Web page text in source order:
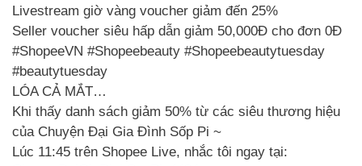
Livestream giờ vàng voucher giảm đến 25%
Seller voucher siêu hấp dẫn giảm 50,000Đ cho đơn 0Đ
#ShopeeVN #Shopeebeauty #Shopeebeautytuesday
#beautytuesday
LÓA CẢ MẮT…
Khi thấy danh sách giảm 50% từ các siêu thương hiệu
của Chuyện Đại Gia Đình Sốp Pi ~
Lúc 11:45 trên Shopee Live, nhắc tôi ngay tại: